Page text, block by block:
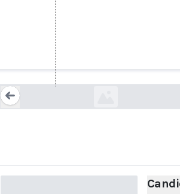
Loading...
Candidato republicano